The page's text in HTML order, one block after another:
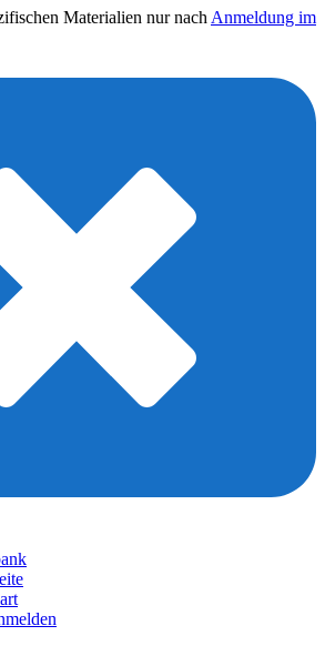
Materialien nur nach Anmeldung im